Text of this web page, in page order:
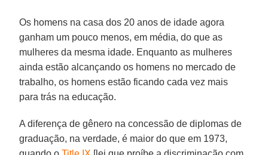
Os homens na casa dos 20 anos de idade agora
ganham um pouco menos, em média, do que as
mulheres da mesma idade. Enquanto as mulheres
ainda estão alcançando os homens no mercado de
trabalho, os homens estão ficando cada vez mais
para trás na educação.
A diferença de gênero na concessão de diplomas de
graduação, na verdade, é maior do que em 1973,